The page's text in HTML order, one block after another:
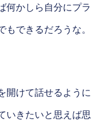
何かしら自分にプラ
できるだろうな。
開けて話せるように
いきたいと思えば思